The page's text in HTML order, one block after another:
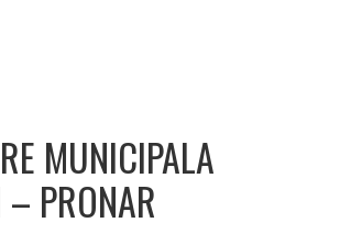
MUNICIPALA
PRONAR